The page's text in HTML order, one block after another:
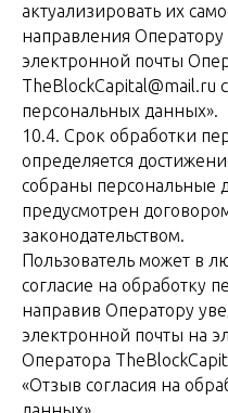
актуализировать их
направления
электронной почты
TheBlockCapital@mail.ru
персональных данных».
10.4. Срок обработки
определяется
собраны персональные
предусмотрен
законодательством.
Пользователь может в
согласие на обработку
направив Оператору
электронной почты на
Оператора
«Отзыв согласия на